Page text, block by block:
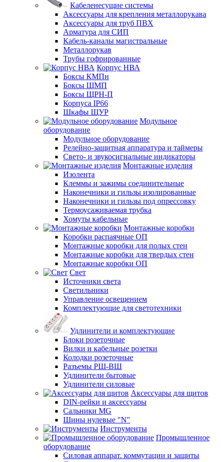
Кабеленесущие системы
Аксессуары для крепления металлорукава
Аксессуары для труб ПВХ
Арматура для СИП
Кабель-каналы магистральные
Металлорукав
Трубы гофрированные
Корпус НВА
Боксы КМПн
Боксы ЩМП
Боксы ЩРН-П
Корпуса IP66
Шкафы ЩУР
Модульное
оборудование
Модульное оборудование
Релейно-защитная аппаратура и таймеры
Свето- и звукосигнальные индикаторы
Монтажные изделия
Изолента
Клеммы и зажимы соединительные
Наконечники и гильзы изолированные
Наконечники и гильзы под опрессовку
Термоусаживаемая трубка
Хомуты кабельные
Монтажные коробки
Коробки распаячные ОП
Монтажные коробки для полых стен
Монтажные коробки для твердых стен
Монтажные коробки ОП
Свет
Источники света
Светильники
Управление освещением
Комплектующие для светотехники
Удлинители и комплектующие
Блоки розеточные
Вилки и кабельные розетки
Колодки розеточные
Разъемы РШ-ВШ
Удлинители бытовые
Удлинители силовые
Аксессуары для щитов
DIN-рейки и аксессуары
Сальники MG
Шины нулевые "N"
Инструменты
Промышленное
оборудование
Силовая аппарат. коммутации и защиты